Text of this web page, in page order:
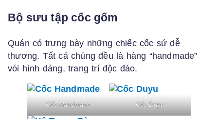
Bộ sưu tập cốc gốm
Quán có trưng bày những chiếc cốc sứ dễ
thương. Tất cả chúng đều là hàng “handmade”
vói hình dáng, trang trí độc đáo.
Cốc Handmade Cốc Duyu